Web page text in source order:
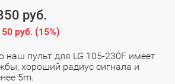
руб.
руб. (15%)
наш пульт для LG 105-230F имеет
хороший радиус сигнала и
5m.